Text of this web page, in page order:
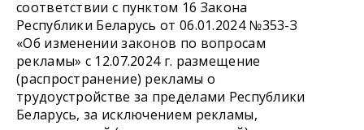
соответствии с пунктом 16 Закона
Республики Беларусь от 06.01.2024 №353-З
«Об изменении законов по вопросам
рекламы» с 12.07.2024 г. размещение
(распространение) рекламы о
трудоустройстве за пределами Республики
Беларусь, за исключением рекламы,